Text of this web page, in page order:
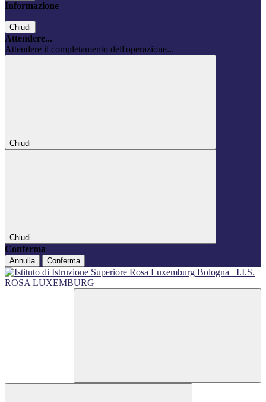
Informazione
Chiudi
Attendere...
Attendere il completamento dell'operazione...
Chiudi
Chiudi
Conferma
Annulla Conferma
I.I.S.
ROSA LUXEMBURG